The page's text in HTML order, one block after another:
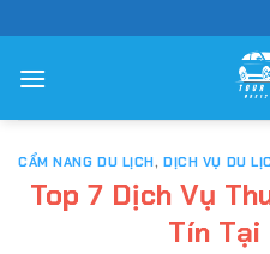
đến
nội
CẨM NANG DU LỊCH,DỊCH VỤ DU
Top 7 Dịch Vụ
Tín Tại